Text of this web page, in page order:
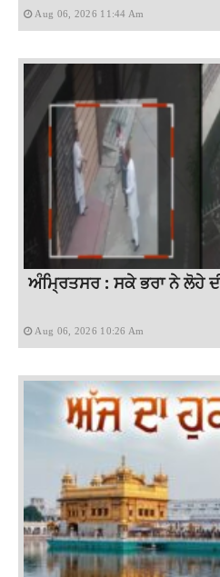
Aug 06, 2026 11:44 Am
ਅੰਮ੍ਰਿਤਸਰ : ਸਕੇ ਭਰਾ ਨੇ ਲੋਹੇ
Aug 06, 2026 10:26 Am